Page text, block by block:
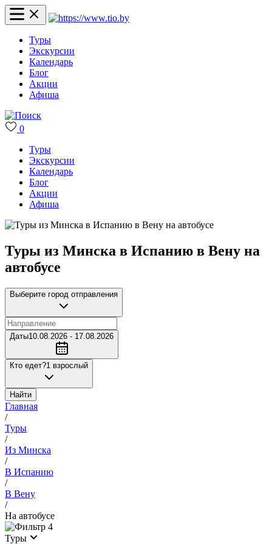
Туры
Экскурсии
Календарь
Блог
Акции
Афиша
0
Туры
Экскурсии
Календарь
Блог
Акции
Афиша
Туры из Минска в Испанию в Вену на
автобусе
Выберите город отправления
Даты10.08.2026 - 17.08.2026
Кто едет?1 взрослый
Найти
Главная
/
Туры
/
Из Минска
/
В Испанию
/
В Вену
/
На автобусе
4
Туры